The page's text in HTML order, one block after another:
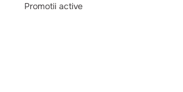
Promotii active